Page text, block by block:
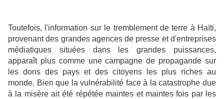
Toutefois, l'information sur le tremblement de terre à Haïti,
provenant des grandes agences de presse et d'entreprises
médiatiques situées dans les grandes puissances,
apparaît plus comme une campagne de propagande sur
les dons des pays et des citoyens les plus riches au
monde. Bien que la vulnérabilité face à la catastrophe due
à la misère ait été répétée maintes et maintes fois par les